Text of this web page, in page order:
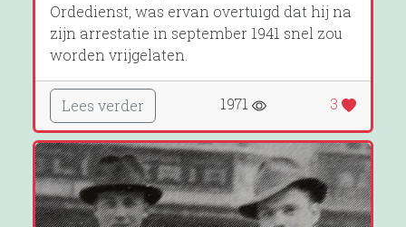
Ordedienst, was ervan overtuigd dat hij na
zijn arrestatie in september 1941 snel zou
worden vrijgelaten.
Lees verder 1971 3